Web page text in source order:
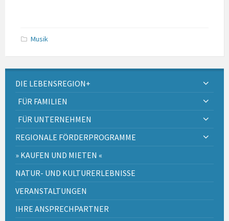
Musik
DIE LEBENSREGION+
FÜR FAMILIEN
FÜR UNTERNEHMEN
REGIONALE FÖRDERPROGRAMME
» KAUFEN UND MIETEN «
NATUR- UND KULTURERLEBNISSE
VERANSTALTUNGEN
IHRE ANSPRECHPARTNER